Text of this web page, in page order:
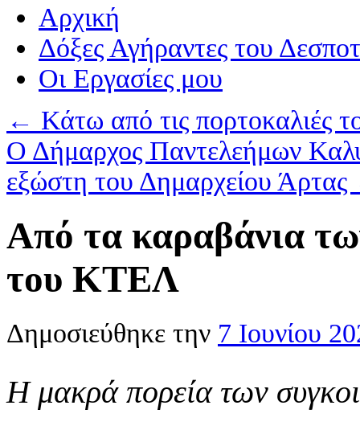
Αρχική
Δόξες Αγήραντες του
Οι Eργασίες μου
← Κάτω από τις πορτοκαλιές
Ο Δήμαρχος Παντελεήμων
εξώστη του Δημαρχείου Άρτας
Από τα καραβάνια
του ΚΤΕΛ
Δημοσιεύθηκε την 7 Ιουνίου
Η μακρά πορεία των